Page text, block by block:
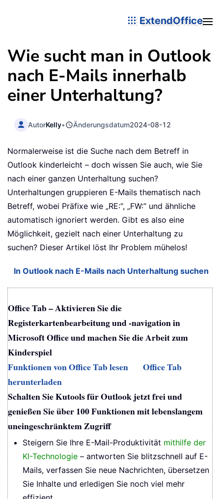
ExtendOffice
Wie sucht man in Outlook
nach E-Mails innerhalb
einer Unterhaltung?
AutorKelly• Änderungsdatum2024-08-12
Normalerweise ist die Suche nach dem Betreff in
Outlook kinderleicht – doch wissen Sie auch, wie Sie
nach einer ganzen Unterhaltung suchen?
Unterhaltungen gruppieren E-Mails thematisch nach
Betreff, wobei Präfixe wie „RE:“, „FW:“ und ähnliche
automatisch ignoriert werden. Gibt es also eine
Möglichkeit, gezielt nach einer Unterhaltung zu
suchen? Dieser Artikel löst Ihr Problem mühelos!
In Outlook nach E-Mails nach Unterhaltung suchen
Office Tab – Aktivieren Sie die
Registerkartenbearbeitung und -navigation in
Microsoft Office und machen Sie die Arbeit zum
Kinderspiel
Funktionen von Office Tab lesen
Office Tab
herunterladen
Schalten Sie Kutools für Outlook jetzt frei und
genießen Sie über 100 Funktionen mit lebenslangem
uneingeschränktem Zugriff
Steigern Sie Ihre E-Mail-Produktivität mithilfe der
KI-Technologie – antworten Sie blitzschnell auf E-
Mails, verfassen Sie neue Nachrichten, übersetzen
Sie Inhalte und erledigen Sie noch viel mehr